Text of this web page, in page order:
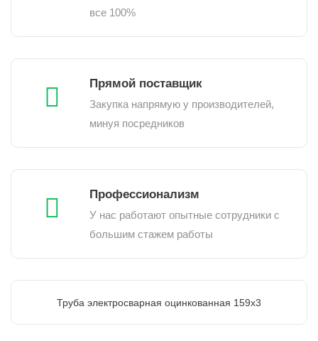
все 100%
Прямой поставщик
Закупка напрямую у производителей,
минуя посредников
Профессионализм
У нас работают опытные сотрудники с
большим стажем работы
Труба электросварная оцинкованная 159х3